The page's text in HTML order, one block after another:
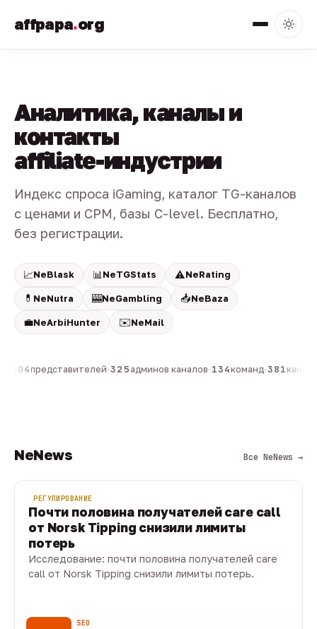
affpapa.org
Аналитика, каналы и
контакты
affiliate-индустрии
Индекс спроса iGaming, каталог TG-каналов
с ценами и CPM, базы C-level. Бесплатно,
без регистрации.
📈NeBlask 📊 NeTGStats ⚠️NeRating
💊 NeNutra 🎰NeGambling 📥NeBaza
💼NeArbiHunter ✉️NeMail
804представителей·325 админов каналов·134команд·381
NeNews Все NeNews →
РЕГУЛИРОВАНИЕ
Почти половина получателей care call
от Norsk Tipping снизили лимиты
потерь
Исследование: почти половина получателей care
call от Norsk Tipping снизили лимиты потерь.
SEO